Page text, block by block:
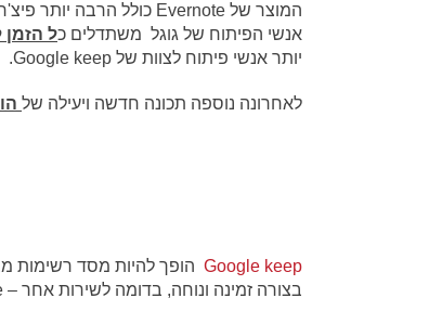
אנשי הפיתוח של גוגל משתדלים כל
יותר אנשי פיתוח לצוות של Google keep.
לאחרונה נוספה תכונה חדשה ויעילה של
Google keep הופך להיות מסד רשימות
בצורה זמינה ונוחה, בדומה לשירות אחר – Evernote – שהאפליקציה שלו נחשבת לבולטת בתחום.